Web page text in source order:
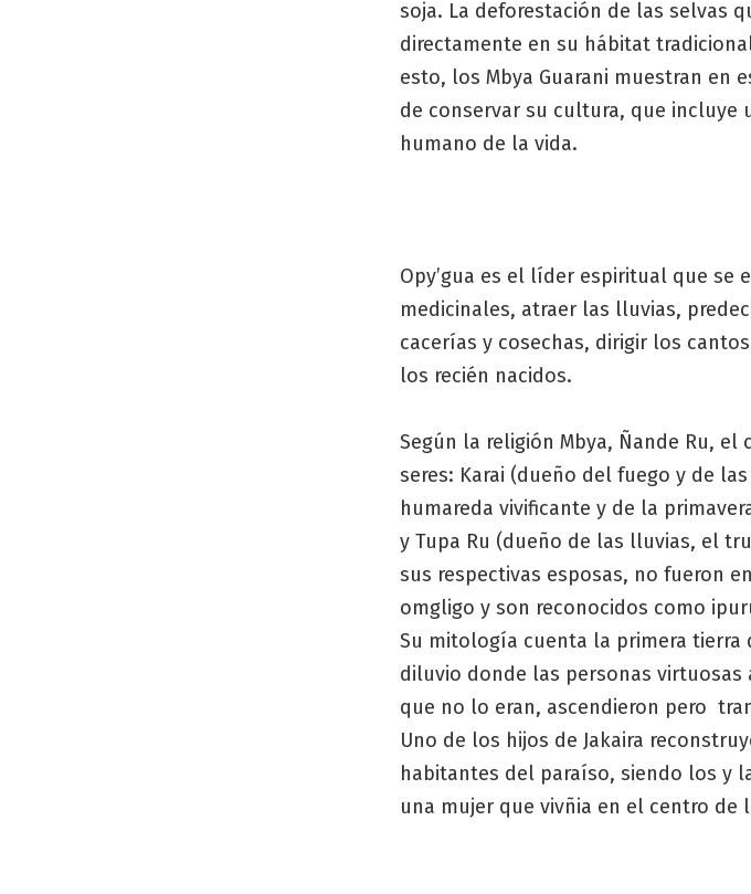
soja. La deforestación de las selvas
directamente en su hábitat
esto, los Mbya Guarani muestran en
de conservar su cultura, que incluye
humano de la vida.
Opy’gua es el líder espiritual que se
medicinales, atraer las lluvias,
cacerías y cosechas, dirigir los
los recién nacidos.
Según la religión Mbya, Ñande Ru, el
seres: Karai (dueño del fuego y de
humareda vivificante y de la
y Tupa Ru (dueño de las lluvias, el
sus respectivas esposas, no fueron
omgligo y son reconocidos como
Su mitología cuenta la primera
diluvio donde las personas
que no lo eran, ascendieron pero
Uno de los hijos de Jakaira
habitantes del paraíso, siendo los y
una mujer que vivñia en el centro de